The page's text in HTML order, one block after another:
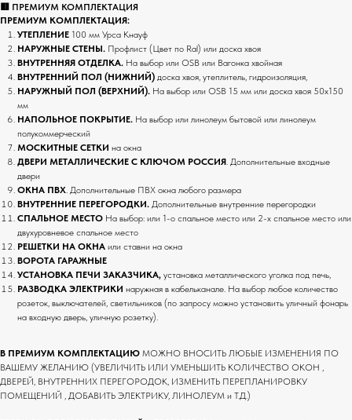
🟥 ПРЕМИУМ КОМПЛЕКТАЦИЯ
ПРЕМИУМ КОМПЛЕКТАЦИЯ:
УТЕПЛЕНИЕ 100 мм Урса Кнауф
НАРУЖНЫЕ СТЕНЫ. Профлист (Цвет по Ral) или доска хвоя
ВНУТРЕННЯЯ ОТДЕЛКА. На выбор или OSB или Вагонка хвойная
ВНУТРЕННИЙ ПОЛ (НИЖНИЙ) доска хвоя, утеплитель, гидроизоляция,
НАРУЖНЫЙ ПОЛ (ВЕРХНИЙ). На выбор или OSB 15 мм или доска хвоя 50х150
мм
НАПОЛЬНОЕ ПОКРЫТИЕ. На выбор или линолеум бытовой или линолеум
полукоммерческий
МОСКИТНЫЕ СЕТКИ на окна
ДВЕРИ МЕТАЛЛИЧЕСКИЕ С КЛЮЧОМ РОССИЯ . Дополнительные входные
двери
ОКНА ПВХ . Дополнительные ПВХ окна любого размера
ВНУТРЕННИЕ ПЕРЕГОРОДКИ. Дополнительные внутренние перегородки
СПАЛЬНОЕ МЕСТО На выбор: или 1-о спальное место или 2-х спальное место или
двухуровневое спальное место
РЕШЕТКИ НА ОКНА или ставни на окна
ВОРОТА ГАРАЖНЫЕ
УСТАНОВКА ПЕЧИ ЗАКАЗЧИКА, установка металлического уголка под печь,
РАЗВОДКА ЭЛЕКТРИКИ наружная в кабельканале. На выбор любое количество
розеток, выключателей, светильников (по запросу можно установить уличный фонарь
на входную дверь, уличную розетку).
В ПРЕМИУМ КОМПЛЕКТАЦИЮ МОЖНО ВНОСИТЬ ЛЮБЫЕ ИЗМЕНЕНИЯ ПО
ВАШЕМУ ЖЕЛАНИЮ (УВЕЛИЧИТЬ ИЛИ УМЕНЬШИТЬ КОЛИЧЕСТВО ОКОН ,
ДВЕРЕЙ, ВНУТРЕННИХ ПЕРЕГОРОДОК, ИЗМЕНИТЬ ПЕРЕПЛАНИРОВКУ
ПОМЕЩЕНИЙ , ДОБАВИТЬ ЭЛЕКТРИКУ, ЛИНОЛЕУМ и Т.Д.)